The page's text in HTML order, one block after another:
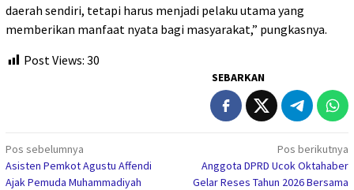
daerah sendiri, tetapi harus menjadi pelaku utama yang
memberikan manfaat nyata bagi masyarakat,” pungkasnya.
Post Views: 30
SEBARKAN
Navigasi
pos
Pos sebelumnya
Asisten Pemkot Agustu Affendi
Ajak Pemuda Muhammadiyah
Pos berikutnya
Anggota DPRD Ucok Oktahaber
Gelar Reses Tahun 2026 Bersama